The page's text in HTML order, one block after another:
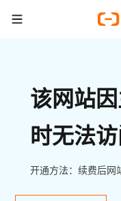
该网站
时无法
开通方法：续费后网